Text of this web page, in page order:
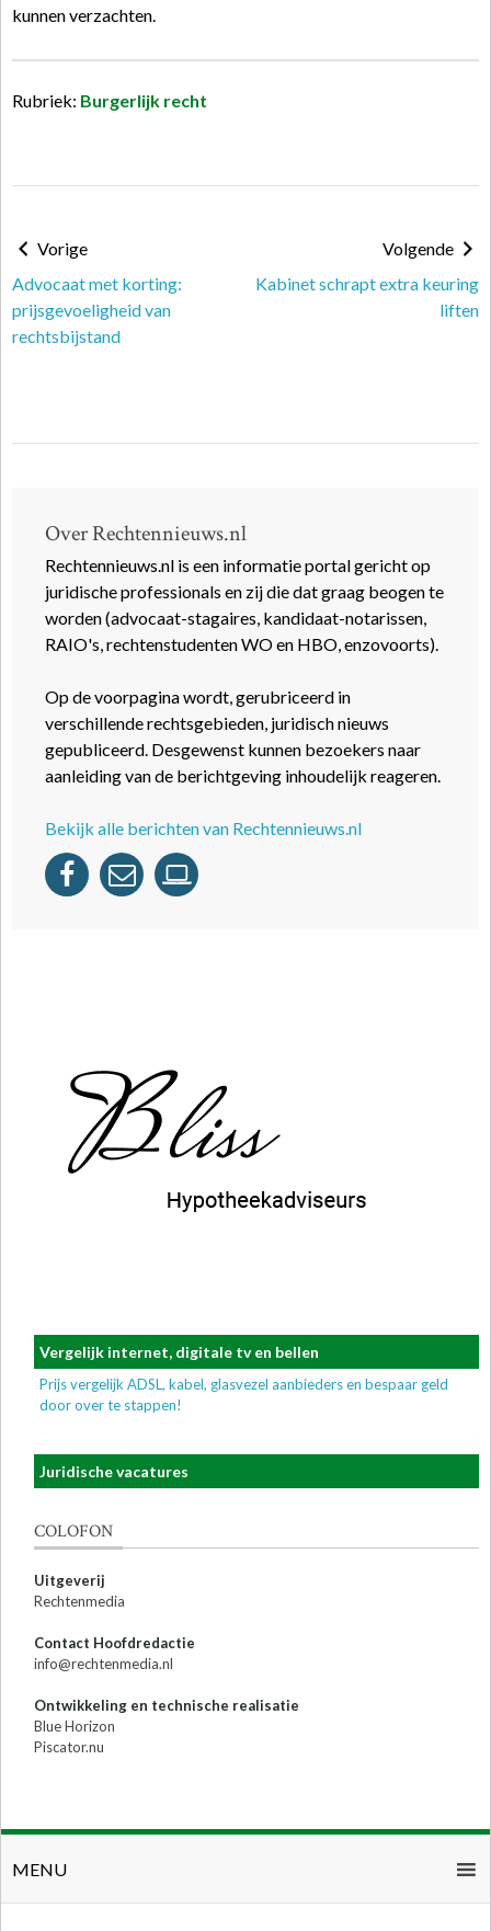
kunnen verzachten.
Rubriek: Burgerlijk recht
Vorige
Advocaat met korting:
prijsgevoeligheid van
rechtsbijstand
Volgende
Kabinet schrapt extra keuring
liften
Over Rechtennieuws.nl
Rechtennieuws.nl is een informatie portal gericht op
juridische professionals en zij die dat graag beogen te
worden (advocaat-stagaires, kandidaat-notarissen,
RAIO's, rechtenstudenten WO en HBO, enzovoorts).
Op de voorpagina wordt, gerubriceerd in
verschillende rechtsgebieden, juridisch nieuws
gepubliceerd. Desgewenst kunnen bezoekers naar
aanleiding van de berichtgeving inhoudelijk reageren.
Bekijk alle berichten van Rechtennieuws.nl
Vergelijk internet, digitale tv en bellen
Prijs vergelijk ADSL, kabel, glasvezel aanbieders en bespaar geld
door over te stappen!
Juridische vacatures
COLOFON
Uitgeverij
Rechtenmedia
Contact Hoofdredactie
info@rechtenmedia.nl
Ontwikkeling en technische realisatie
Blue Horizon
Piscator.nu
MENU